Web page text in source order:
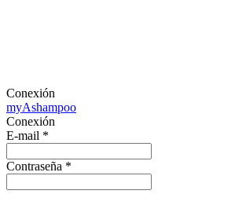
Conexión
myAshampoo
Conexión
E-mail *
Contraseña *